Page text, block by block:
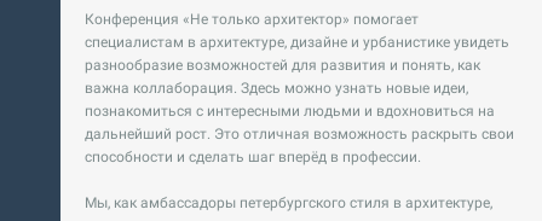
Конференция «Не только архитектор» помогает
специалистам в архитектуре, дизайне и урбанистике увидеть
разнообразие возможностей для развития и понять, как
важна коллаборация. Здесь можно узнать новые идеи,
познакомиться с интересными людьми и вдохновиться на
дальнейший рост. Это отличная возможность раскрыть свои
способности и сделать шаг вперёд в профессии.
Мы, как амбассадоры петербургского стиля в архитектуре,